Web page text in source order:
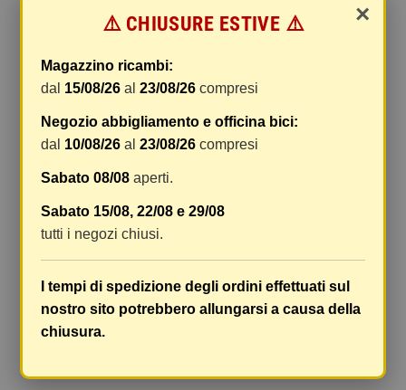
Le spese di spedizione comprendono gli oneri di
di gestione sono fissi, mentre i costi di trasporto
variano a seconda del peso totale della
spedizione. Vi consigliamo di raggruppare i
vostri articoli in un unico ordine. Non ci è
effettuati separatamente, pertanto le spese di
spedizione saranno addebitate per ognuno di
essi. Il vostro pacco sarà inviato a vostro rischio,
Le scatole hanno dimensioni adeguatamente
ampie e i vostri articoli son ben protetti.
×
⚠️ CHIUSURE ESTIVE ⚠️
Magazzino ricambi:
dal 15/08/26 al23/08/26 compresi
Negozio abbigliamento e officina bici:
dal 10/08/26 al23/08/26 compresi
Sabato 08/08 aperti.
Sabato 15/08, 22/08 e 29/08
tutti i negozi chiusi.
I tempi di spedizione degli ordini effettuati sul
nostro sito potrebbero allungarsi a causa della
chiusura.